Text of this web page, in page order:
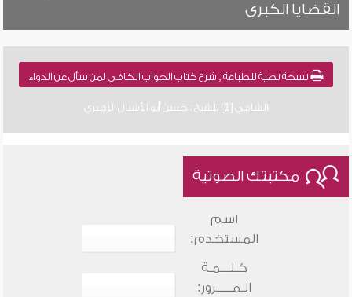
القضايا الكبرى
نسخة نصية للطباعة , شرح كتاب الجواب الكافي لمن سأل عن الدواء
الشافي [1] للشيخ : حسن أبو الأشبال الزهيري
مكتبتك الصوتية
اسم
المستخدم:
كـلـــمـة
الـمـــــرور: